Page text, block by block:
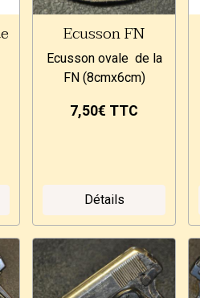
Ecusson FN
Ecusson ovale de la
FN (8cmx6cm)
7,50€ TTC
Détails